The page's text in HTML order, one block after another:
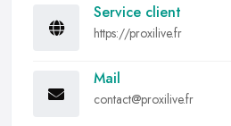
Service client
https://proxilive.fr
Mail
contact@proxilive.fr